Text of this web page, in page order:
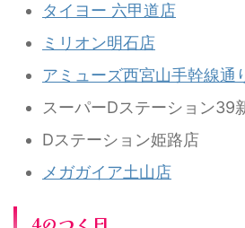
タイヨー 六甲道店
ミリオン明石店
アミューズ西宮山手幹線通
スーパーDステーション39
Dステーション姫路店
メガガイア土山店
4のつく日